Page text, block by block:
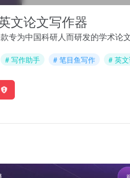
文论文写作器
专为中国科研人而研发的学术论
# 写作助手 # 笔目鱼写作 # 英